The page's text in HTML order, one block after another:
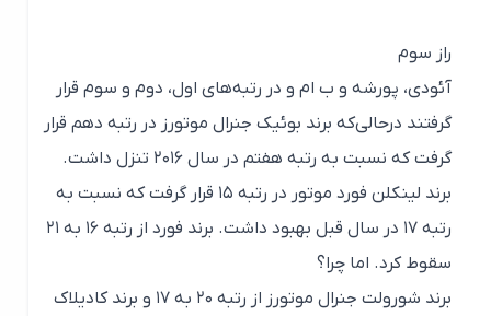
راز سوم
آئودی، پورشه و ب ام و در رتبه‌های اول، دوم و سوم قرار
گرفتند درحالی‌که برند بوئیک جنرال موتورز در رتبه دهم قرار
گرفت که نسبت به رتبه هفتم در سال ۲۰۱۶ تنزل داشت.
برند لینکلن فورد موتور در رتبه ۱۵ قرار گرفت که نسبت به
رتبه ۱۷ در سال قبل بهبود داشت. برند فورد از رتبه ۱۶ به ۲۱
سقوط کرد. اما چرا؟
برند شورولت جنرال موتورز از رتبه ۲۰ به ۱۷ و برند کادیلاک